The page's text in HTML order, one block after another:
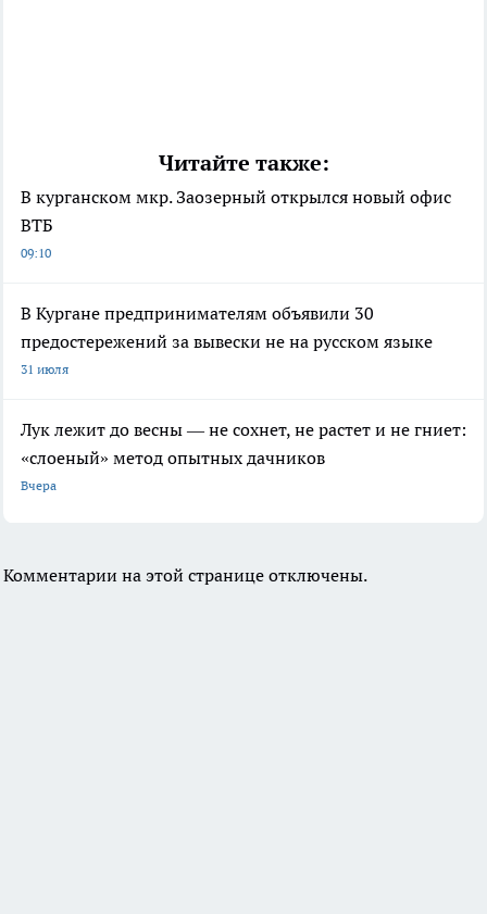
Читайте также:
В курганском мкр. Заозерный открылся новый офис
ВТБ
09:10
В Кургане предпринимателям объявили 30
предостережений за вывески не на русском языке
31 июля
Лук лежит до весны — не сохнет, не растет и не гниет:
«слоеный» метод опытных дачников
Вчера
Комментарии на этой странице отключены.